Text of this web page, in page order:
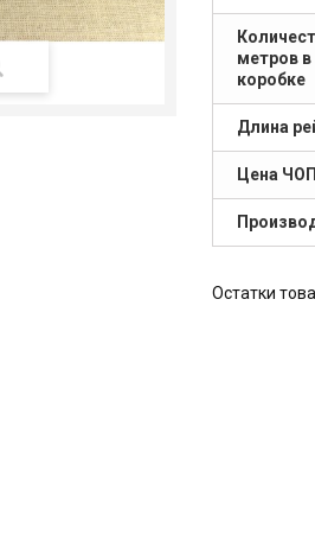
метров в
коробке
Длина
Цена ЧОП
Остатки